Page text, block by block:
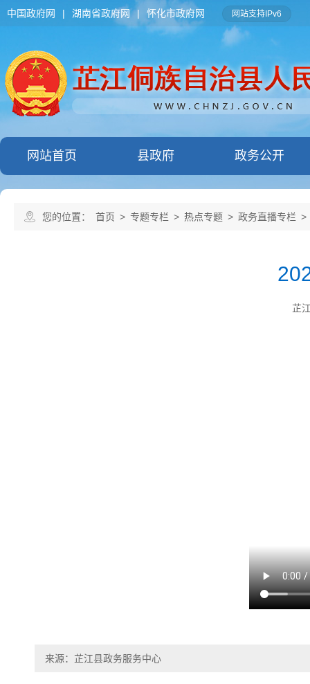
中国政府网 | 湖南省政府网 | 怀化市政府网 网站支持IPv6
网站首页 县政府 政务公开
您的位置： 首页 > 专题专栏 > 热点专题 > 政务直播专栏 >
芷
来源：芷江县政务服务中心